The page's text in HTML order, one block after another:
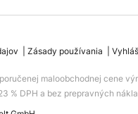
Zásady používania
maloobchodnej cene
% DPH a bez prepravných